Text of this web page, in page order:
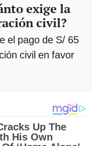
exige la
civil?
el pago de S/ 65
civil en favor